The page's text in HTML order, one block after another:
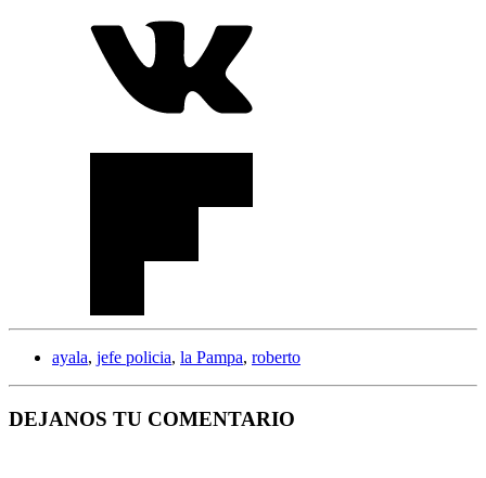
ayala, jefe policia, la Pampa, roberto
DEJANOS TU COMENTARIO